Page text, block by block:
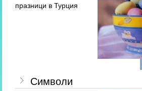
празници в Турция
Символи